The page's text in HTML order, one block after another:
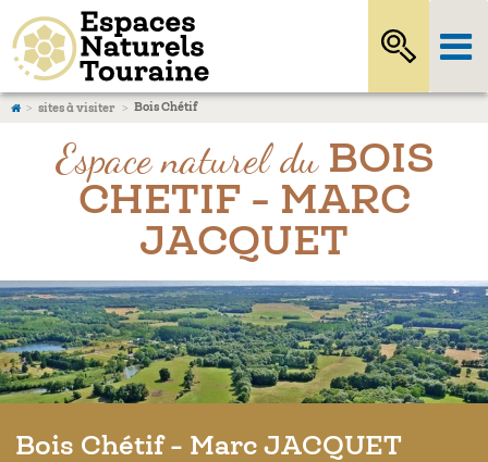
sites à visiter Bois Chétif
Espace naturel duBOIS
CHETIF - MARC
JACQUET
Bois Chétif - Marc JACQUET